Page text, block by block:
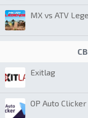
MX vs ATV
Exitlag
OP Auto Clicker